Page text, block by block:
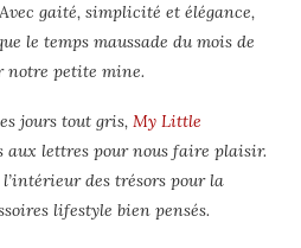
gaité, simplicité et élégance,
le temps maussade du mois de
petite mine.
jours tout gris, My Little
aux lettres pour nous faire plaisir.
des trésors pour la
lifestyle bien pensés.